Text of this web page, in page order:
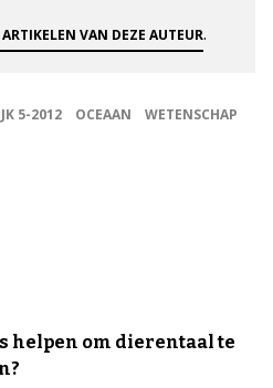
ARTIKELEN VAN DEZE AUTEUR.
5-2012 OCEAAN
WETENSCHAP
helpen om dierentaal te